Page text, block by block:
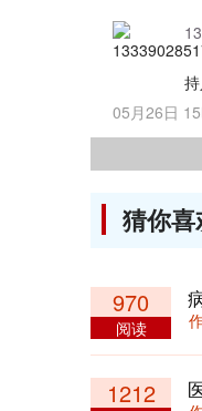
05月26日
猜你喜
970
阅读
1212